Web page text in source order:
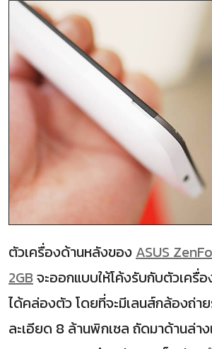
ตัวเครื่องด้านหลังของASUS
2GBจะออกแบบให้โค้งรับกับตัวเครื่อ
ได้คล่องตัว โดยที่จะมีเลนส์กล้องถ่า
ละเอียด 8 ล้านพิกเซล ถัดมาด้านล่า